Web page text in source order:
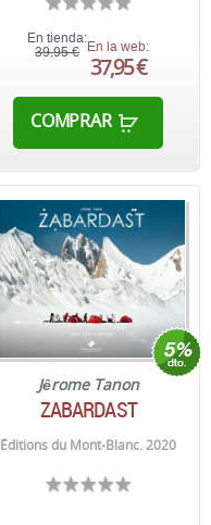
En tienda:
39,95 €
En la web:
37,95 €
COMPRAR
Jêrome Tanon
ZABARDAST
Éditions du Mont-Blanc. 2020